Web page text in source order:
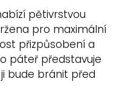
pětivrstvou
pro maximální
přizpůsobení a
páteř představuje
bude bránit před